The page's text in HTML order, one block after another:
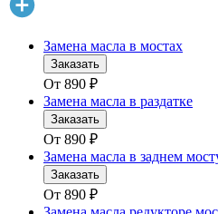
Замена масла в мостах
Заказать
От 890 ₽
Замена масла в раздатке
Заказать
От 890 ₽
Замена масла в заднем
Заказать
От 890 ₽